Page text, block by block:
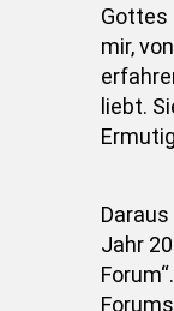
Gottes
mir,
liebt.
Jahr